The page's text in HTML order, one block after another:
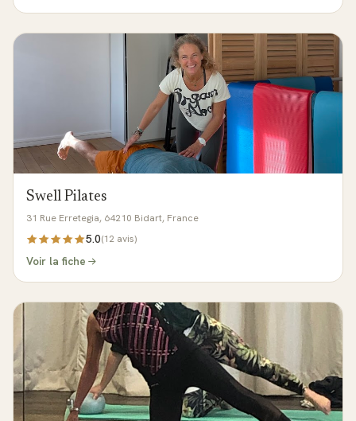
Swell Pilates
31 Rue Erretegia, 64210 Bidart, France
5.0(12 avis)
Voir la fiche